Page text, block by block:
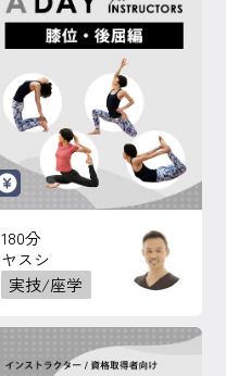
180分
ヤスシ
実技/座学